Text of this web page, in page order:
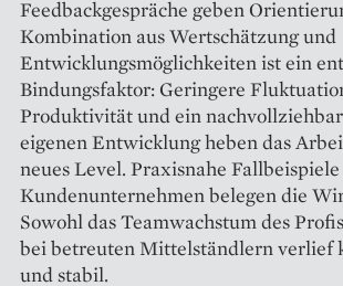
Feedbackgespräche geben
Kombination aus Wertschätzung und
Entwicklungsmöglichkeiten ist ein
Bindungsfaktor: Geringere
Produktivität und ein
eigenen Entwicklung heben das
neues Level. Praxisnahe Fallbeispiele
Kundenunternehmen belegen die
Sowohl das Teamwachstum des
bei betreuten Mittelständlern verlief
und stabil.